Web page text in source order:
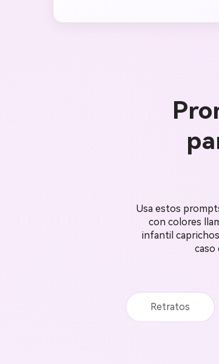
Usa estos
con colores
infantil
caso
Retratos